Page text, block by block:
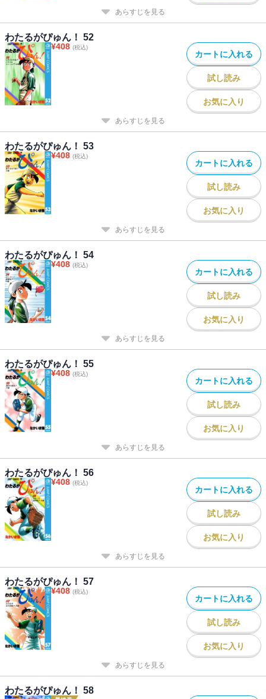
あらすじを見る
わたるがぴゅん！ 52
¥408 (税込)
カートに入れる
試し読み
お気に入り
あらすじを見る
わたるがぴゅん！ 53
¥408 (税込)
カートに入れる
試し読み
お気に入り
あらすじを見る
わたるがぴゅん！ 54
¥408 (税込)
カートに入れる
試し読み
お気に入り
あらすじを見る
わたるがぴゅん！ 55
¥408 (税込)
カートに入れる
試し読み
お気に入り
あらすじを見る
わたるがぴゅん！ 56
¥408 (税込)
カートに入れる
試し読み
お気に入り
あらすじを見る
わたるがぴゅん！ 57
¥408 (税込)
カートに入れる
試し読み
お気に入り
あらすじを見る
わたるがぴゅん！ 58